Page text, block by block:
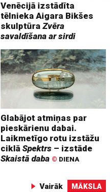
Venēcijā izstādīta
tēlnieka Aigara Bikšes
skulptūraZvēra
savaldīšana ar sirdi
Glabājot atmiņas par
pieskārienu dabai.
Laikmetīgo rotu izstāžu
ciklāSpektrs – izstāde
Skaistā daba © DIENA
Vairāk MĀKSLA